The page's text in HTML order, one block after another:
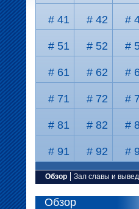
# 41 # 42 #
# 51 # 52 #
# 61 # 62 #
# 71 # 72 #
# 81 # 82 #
# 91 # 92 #
Обзор
Обзор
Зал славы и